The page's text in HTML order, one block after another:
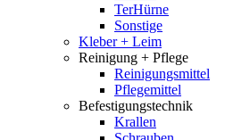
TerHürne
Sonstige
Kleber + Leim
Reinigung + Pflege
Reinigungsmittel
Pflegemittel
Befestigungstechnik
Krallen